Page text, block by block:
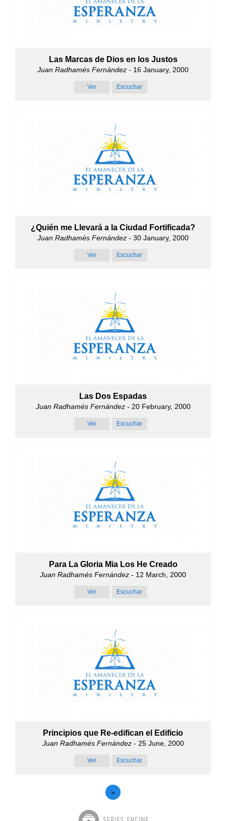
Las Marcas de Dios en los Justos
Juan Radhamés Fernández - 16 January, 2000
Ver Escuchar
¿Quién me Llevará a la Ciudad Fortificada?
Juan Radhamés Fernández - 30 January, 2000
Ver Escuchar
Las Dos Espadas
Juan Radhamés Fernández- 20 February, 2000
Ver Escuchar
Para La Gloria Mia Los He Creado
Juan Radhamés Fernández - 12 March, 2000
Ver Escuchar
Principios que Re-edifican el Edificio
Juan Radhamés Fernández- 25 June, 2000
Ver Escuchar
»